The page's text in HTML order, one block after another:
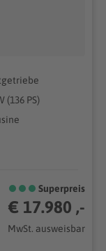
(136 PS)
Superpreis
€ 17.980 ,-
MwSt. ausweisbar